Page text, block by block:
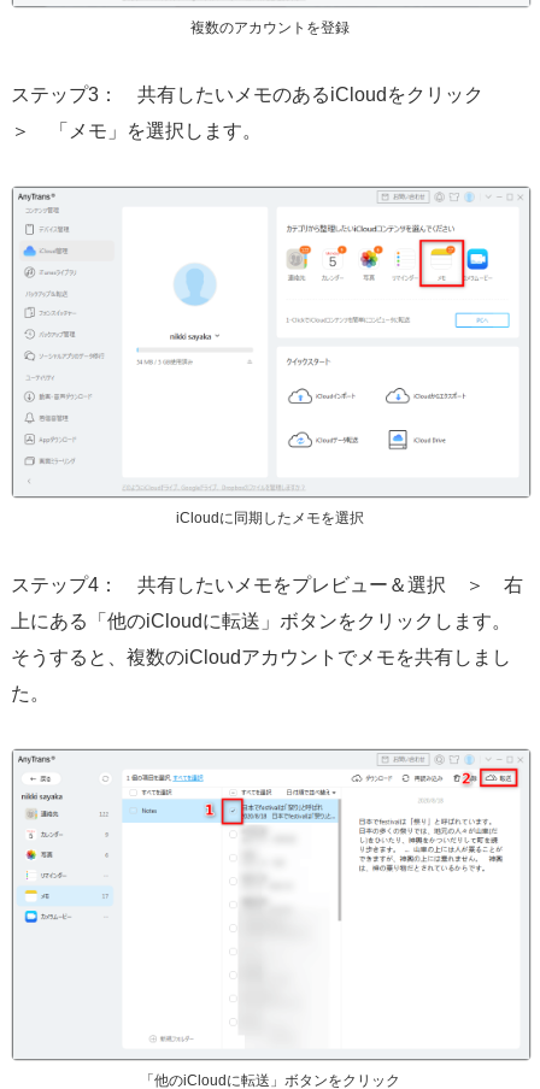
複数のアカウントを登録
ステップ3： 共有したいメモのあるiCloudをクリック
＞ 「メモ」を選択します。
iCloudに同期したメモを選択
ステップ4： 共有したいメモをプレビュー＆選択 ＞ 右
上にある「他のiCloudに転送」ボタンをクリックします。
そうすると、複数のiCloudアカウントでメモを共有しまし
た。
「他のiCloudに転送」ボタンをクリック